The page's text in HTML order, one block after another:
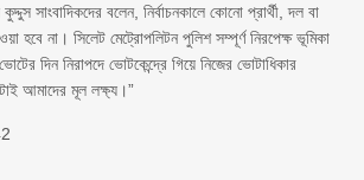
সাংবাদিকদের বলেন, নির্বাচনকালে কোনো প্রার্থী, দল বা
হবে না। সিলেট মেট্রোপলিটন পুলিশ সম্পূর্ণ নিরপেক্ষ ভূমিকা
দিন নিরাপদে ভোটকেন্দ্রে গিয়ে নিজের ভোটাধিকার
আমাদের মূল লক্ষ্য।”